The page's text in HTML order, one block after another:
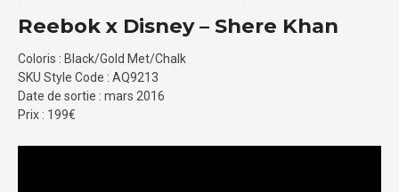
Reebok x Disney – Shere Khan
Coloris : Black/Gold Met/Chalk
SKU Style Code : AQ9213
Date de sortie : mars 2016
Prix : 199€